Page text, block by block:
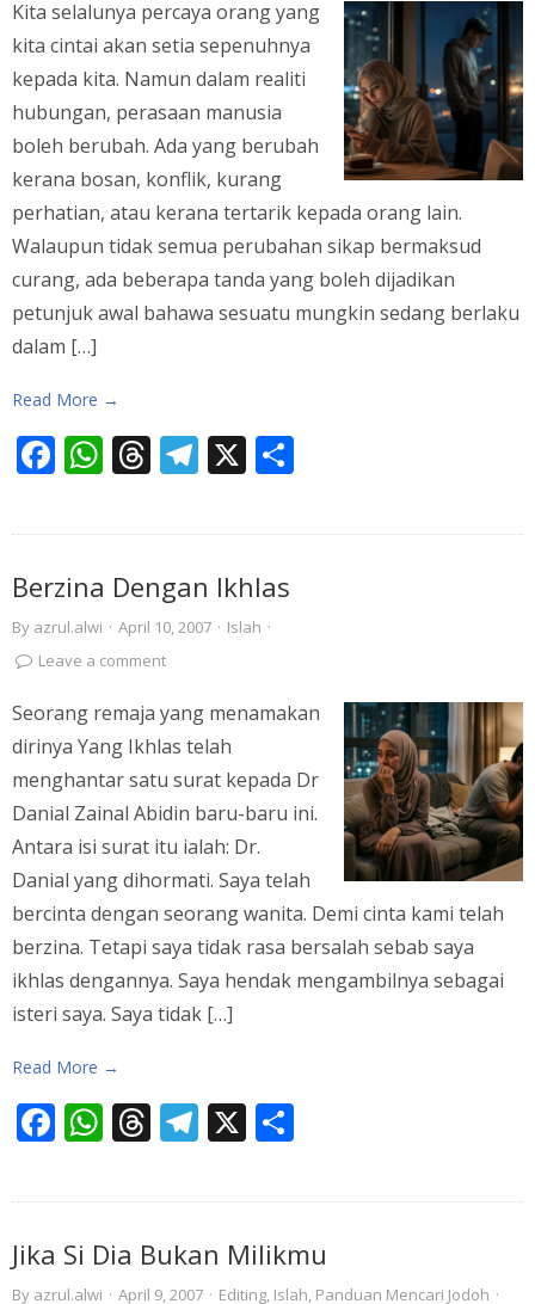
Kita selalunya percaya orang yang
kita cintai akan setia sepenuhnya
kepada kita. Namun dalam realiti
hubungan, perasaan manusia
boleh berubah. Ada yang berubah
kerana bosan, konflik, kurang
perhatian, atau kerana tertarik kepada orang lain.
Walaupun tidak semua perubahan sikap bermaksud
curang, ada beberapa tanda yang boleh dijadikan
petunjuk awal bahawa sesuatu mungkin sedang berlaku
dalam […]
Read More →
Facebook
WhatsApp
Threads
Telegram
X
Berzina Dengan Ikhlas
By azrul.alwi · April 10, 2007 · Islah ·
Leave a comment
Seorang remaja yang menamakan
dirinya Yang Ikhlas telah
menghantar satu surat kepada Dr
Danial Zainal Abidin baru-baru ini.
Antara isi surat itu ialah: Dr.
Danial yang dihormati. Saya telah
bercinta dengan seorang wanita. Demi cinta kami telah
berzina. Tetapi saya tidak rasa bersalah sebab saya
ikhlas dengannya. Saya hendak mengambilnya sebagai
isteri saya. Saya tidak […]
Read More →
Facebook
WhatsApp
Threads
Telegram
X
Jika Si Dia Bukan Milikmu
By azrul.alwi · April 9, 2007 · Editing, Islah, Panduan Mencari Jodoh ·